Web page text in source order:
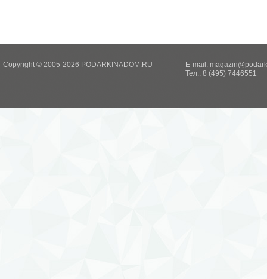
Copyright © 2005-2026 PODARKINADOM.RU E-mail:
Тел.: 8 (495) 7446551